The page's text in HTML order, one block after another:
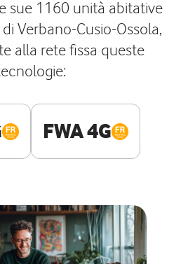
sue 1160 unità abitative
Verbano-Cusio-Ossola,
alla rete fissa queste
FWA 4G